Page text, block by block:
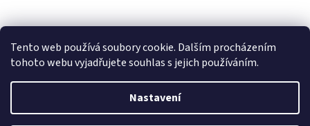
Tento web používá soubory cookie. Dalším procházením
tohoto webu vyjadřujete souhlas s jejich používáním.
Nastavení
Vytvořil Shoptet